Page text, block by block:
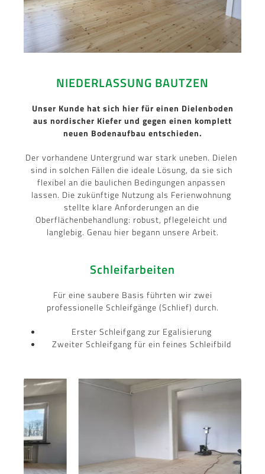
NIEDERLASSUNG BAUTZEN
Unser Kunde hat sich hier für einen Dielenboden
aus nordischer Kiefer und gegen einen komplett
neuen Bodenaufbau entschieden.
Der vorhandene Untergrund war stark uneben. Dielen
sind in solchen Fällen die ideale Lösung, da sie sich
flexibel an die baulichen Bedingungen anpassen
lassen. Die zukünftige Nutzung als Ferienwohnung
stellte klare Anforderungen an die
Oberflächenbehandlung: robust, pflegeleicht und
langlebig. Genau hier begann unsere Arbeit.
Schleifarbeiten
Für eine saubere Basis führten wir zwei
professionelle Schleifgänge (Schlief) durch.
Erster Schleifgang zur Egalisierung
Zweiter Schleifgang für ein feines Schleifbild